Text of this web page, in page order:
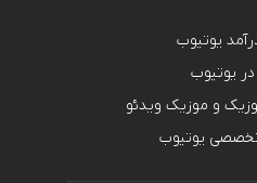
یوتیوب
یوتیوب
و موزیک ویدئو
یوتیوب